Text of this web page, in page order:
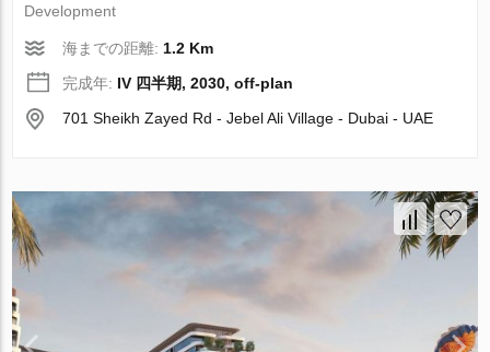
Development
海までの距離: 1.2 Km
完成年: IV 四半期, 2030, off-plan
701 Sheikh Zayed Rd - Jebel Ali Village - Dubai - UAE